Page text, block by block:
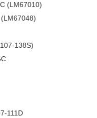
(LM67010)
138S)
111D